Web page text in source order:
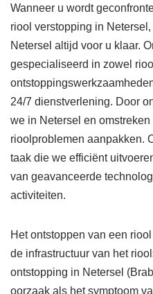
Wanneer u wordt
riool verstopping in
Netersel altijd voor u klaar.
gespecialiseerd in zowel
24/7 dienstverlening. Door
we in Netersel en
rioolproblemen aanpakken.
taak die we efficiënt
van geavanceerde
activiteiten.
Het ontstoppen van een
de infrastructuur van het
ontstopping in Netersel
oorzaak als het symptoom